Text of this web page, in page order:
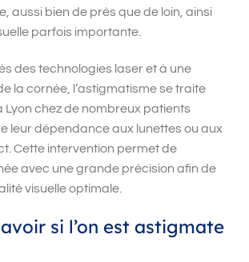
aussi bien de près que de loin, ainsi
parfois importante.
des technologies laser et à une
la cornée, l’astigmatisme se traite
Lyon chez de nombreux patients
leur dépendance aux lunettes ou aux
Cette intervention permet de
avec une grande précision afin de
visuelle optimale.
si l’on est astigmate